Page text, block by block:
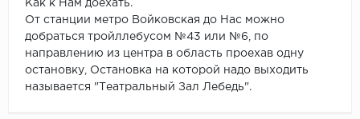
Как к Нам доехать.
От станции метро Войковская до Нас можно
добраться тройллебусом №43 или №6, по
направлению из центра в область проехав одну
остановку, Остановка на которой надо выходить
называется "Театральный Зал Лебедь".